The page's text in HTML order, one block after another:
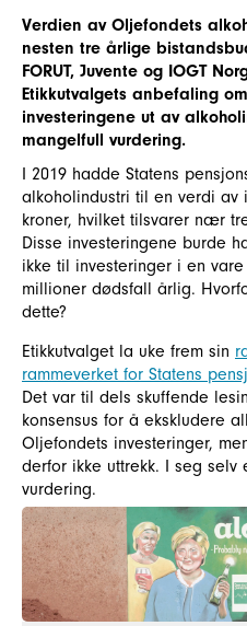
Verdien av Oljefondets
nesten tre årlige
FORUT, Juvente og IOGT
Etikkutvalgets anbefaling
investeringene ut av
mangelfull vurdering.
I 2019 hadde Statens
alkoholindustri til en verdi av
kroner, hvilket tilsvarer nær
Disse investeringene burde
ikke til investeringer i en
millioner dødsfall årlig.
dette?
Etikkutvalget la uke frem sin
rammeverket for Statens
Det var til dels skuffende
konsensus for å ekskludere
Oljefondets investeringer,
derfor ikke uttrekk. I seg selv
vurdering.